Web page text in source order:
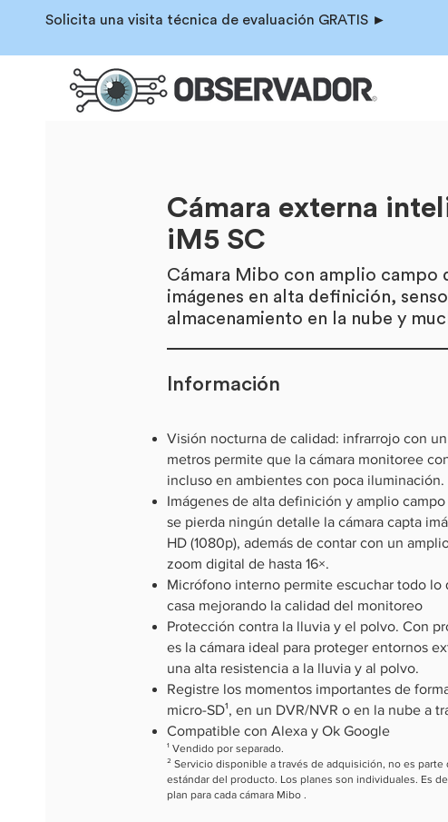
Solicita una visita técnica de evaluación GRATIS ►
Cámara externa
iM5 SC
Cámara Mibo con amplio campo
imágenes en alta definición,
almacenamiento en la nube y
Información
Visión nocturna de calidad: infrarrojo con
metros permite que la cámara monitoree
incluso en ambientes con poca iluminación.
Imágenes de alta definición y amplio
se pierda ningún detalle la cámara capta
HD (1080p), además de contar con un
zoom digital de hasta 16×.
Micrófono interno permite escuchar todo lo
casa mejorando la calidad del monitoreo
Protección contra la lluvia y el polvo. Con
es la cámara ideal para proteger entornos
una alta resistencia a la lluvia y al polvo.
Registre los momentos importantes de
micro-SD¹, en un DVR/NVR o en la nube a
Compatible con Alexa y Ok Google
¹ Vendido por separado.
² Servicio disponible a través de adquisición, no es parte
estándar del producto. Los planes son individuales. Es
plan para cada cámara Mibo .